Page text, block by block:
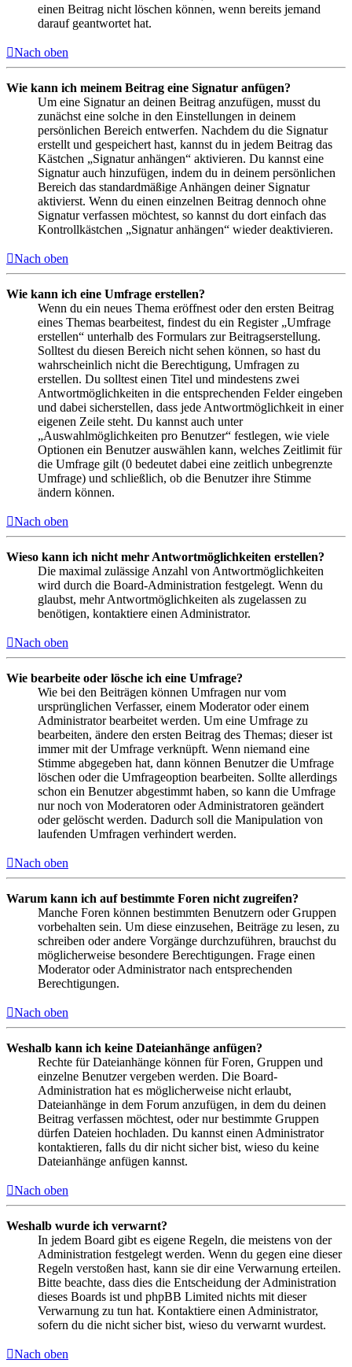
einen Beitrag nicht löschen können, wenn bereits jemand
darauf geantwortet hat.
Nach oben
Wie kann ich meinem Beitrag eine Signatur anfügen?
Um eine Signatur an deinen Beitrag anzufügen, musst du
zunächst eine solche in den Einstellungen in deinem
persönlichen Bereich entwerfen. Nachdem du die Signatur
erstellt und gespeichert hast, kannst du in jedem Beitrag das
Kästchen „Signatur anhängen“ aktivieren. Du kannst eine
Signatur auch hinzufügen, indem du in deinem persönlichen
Bereich das standardmäßige Anhängen deiner Signatur
aktivierst. Wenn du einen einzelnen Beitrag dennoch ohne
Signatur verfassen möchtest, so kannst du dort einfach das
Kontrollkästchen „Signatur anhängen“ wieder deaktivieren.
Nach oben
Wie kann ich eine Umfrage erstellen?
Wenn du ein neues Thema eröffnest oder den ersten Beitrag
eines Themas bearbeitest, findest du ein Register „Umfrage
erstellen“ unterhalb des Formulars zur Beitragserstellung.
Solltest du diesen Bereich nicht sehen können, so hast du
wahrscheinlich nicht die Berechtigung, Umfragen zu
erstellen. Du solltest einen Titel und mindestens zwei
Antwortmöglichkeiten in die entsprechenden Felder eingeben
und dabei sicherstellen, dass jede Antwortmöglichkeit in einer
eigenen Zeile steht. Du kannst auch unter
„Auswahlmöglichkeiten pro Benutzer“ festlegen, wie viele
Optionen ein Benutzer auswählen kann, welches Zeitlimit für
die Umfrage gilt (0 bedeutet dabei eine zeitlich unbegrenzte
Umfrage) und schließlich, ob die Benutzer ihre Stimme
ändern können.
Nach oben
Wieso kann ich nicht mehr Antwortmöglichkeiten erstellen?
Die maximal zulässige Anzahl von Antwortmöglichkeiten
wird durch die Board-Administration festgelegt. Wenn du
glaubst, mehr Antwortmöglichkeiten als zugelassen zu
benötigen, kontaktiere einen Administrator.
Nach oben
Wie bearbeite oder lösche ich eine Umfrage?
Wie bei den Beiträgen können Umfragen nur vom
ursprünglichen Verfasser, einem Moderator oder einem
Administrator bearbeitet werden. Um eine Umfrage zu
bearbeiten, ändere den ersten Beitrag des Themas; dieser ist
immer mit der Umfrage verknüpft. Wenn niemand eine
Stimme abgegeben hat, dann können Benutzer die Umfrage
löschen oder die Umfrageoption bearbeiten. Sollte allerdings
schon ein Benutzer abgestimmt haben, so kann die Umfrage
nur noch von Moderatoren oder Administratoren geändert
oder gelöscht werden. Dadurch soll die Manipulation von
laufenden Umfragen verhindert werden.
Nach oben
Warum kann ich auf bestimmte Foren nicht zugreifen?
Manche Foren können bestimmten Benutzern oder Gruppen
vorbehalten sein. Um diese einzusehen, Beiträge zu lesen, zu
schreiben oder andere Vorgänge durchzuführen, brauchst du
möglicherweise besondere Berechtigungen. Frage einen
Moderator oder Administrator nach entsprechenden
Berechtigungen.
Nach oben
Weshalb kann ich keine Dateianhänge anfügen?
Rechte für Dateianhänge können für Foren, Gruppen und
einzelne Benutzer vergeben werden. Die Board-
Administration hat es möglicherweise nicht erlaubt,
Dateianhänge in dem Forum anzufügen, in dem du deinen
Beitrag verfassen möchtest, oder nur bestimmte Gruppen
dürfen Dateien hochladen. Du kannst einen Administrator
kontaktieren, falls du dir nicht sicher bist, wieso du keine
Dateianhänge anfügen kannst.
Nach oben
Weshalb wurde ich verwarnt?
In jedem Board gibt es eigene Regeln, die meistens von der
Administration festgelegt werden. Wenn du gegen eine dieser
Regeln verstoßen hast, kann sie dir eine Verwarnung erteilen.
Bitte beachte, dass dies die Entscheidung der Administration
dieses Boards ist und phpBB Limited nichts mit dieser
Verwarnung zu tun hat. Kontaktiere einen Administrator,
sofern du die nicht sicher bist, wieso du verwarnt wurdest.
Nach oben